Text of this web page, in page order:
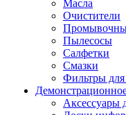
Масла
Очистители
Пылесосы
Салфетки
Смазки
Фильтры для
Аксессуары